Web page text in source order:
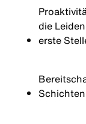
die
erste